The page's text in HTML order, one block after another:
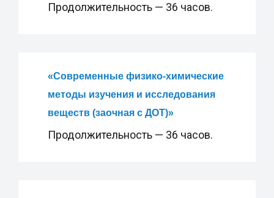
Продолжительность — 36 часов.
«Современные физико-химические
методы изучения и исследования
веществ (заочная с ДОТ)»
Продолжительность — 36 часов.